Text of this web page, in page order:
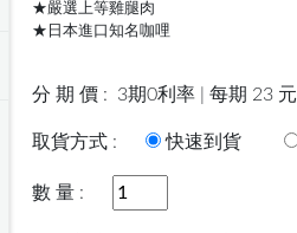
★嚴選上等雞腿肉
★日本進口知名咖哩
分 期 價 : 3期0利率 | 每期 23 元
取貨方式 : 快速到貨
數 量 :